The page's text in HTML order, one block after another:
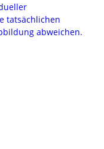
tatsächlichen
abweichen.